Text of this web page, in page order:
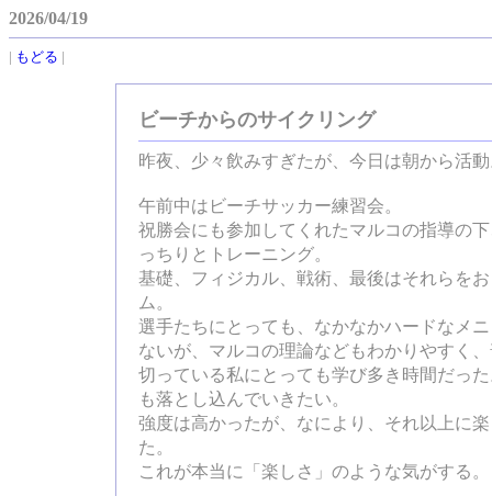
2026/04/19
| もどる |
ビーチからのサイクリング
昨夜、少々飲みすぎたが、今日は朝から活
午前中はビーチサッカー練習会。
祝勝会にも参加してくれたマルコの指導の
っちりとトレーニング。
基礎、フィジカル、戦術、最後はそれらを
ム。
選手たちにとっても、なかなかハードなメ
ないが、マルコの理論などもわかりやすく
切っている私にとっても学び多き時間だっ
も落とし込んでいきたい。
強度は高かったが、なにより、それ以上に
た。
これが本当に「楽しさ」のような気がする。